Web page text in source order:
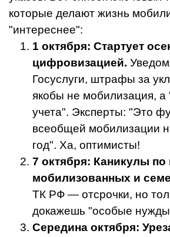
которые делают жизнь
"интереснее":
1 октября: Стартует
цифровизацией.
Госуслуги, штрафы за
якобы не мобилизация, а
учета". Эксперты: "Это
всеобщей мобилизации
год". Ха, оптимисты!
7 октября: Каникулы по
мобилизованных и
ТК РФ — отсрочки, но
докажешь "особые
Середина октября: